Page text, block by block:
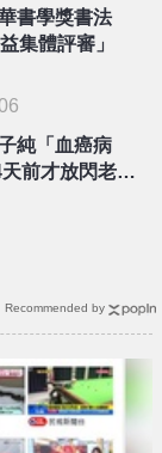
書學獎書法
集體評審」
純「血癌病
前才放閃老婆
Recommended by